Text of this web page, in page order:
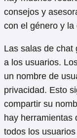
consejos y
con el género y
Las salas de chat
a los usuarios.
un nombre de
privacidad. Esto
compartir su
hay herramientas
todos los